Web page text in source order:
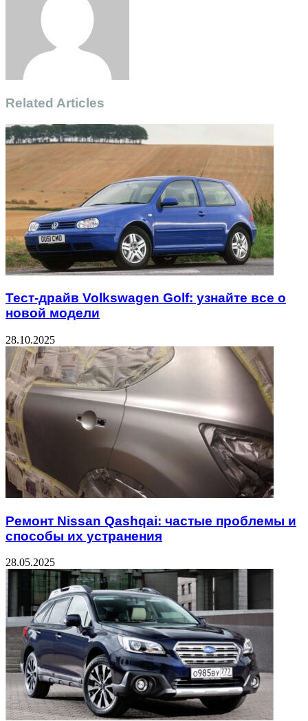
Related Articles
Тест-драйв Volkswagen Golf: узнайте все о
новой модели
28.10.2025
Ремонт Nissan Qashqai: частые проблемы и
способы их устранения
28.05.2025